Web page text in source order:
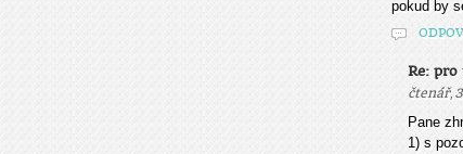
pokud by
Re: pro
čtenář,
Pane
1) s